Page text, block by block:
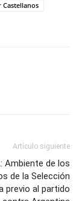
Castellanos
Artículo siguiente
Ambiente de los
de la Selección
previo al partido